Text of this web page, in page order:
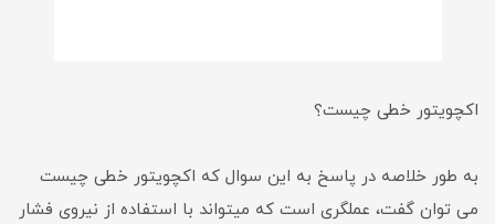
اکچویتور خطی چیست؟
به طور خلاصه در پاسخ به این سوال که اکچویتور خطی چیست
می توان گفت، عملگری است که میتواند با استفاده از نیروی فشار